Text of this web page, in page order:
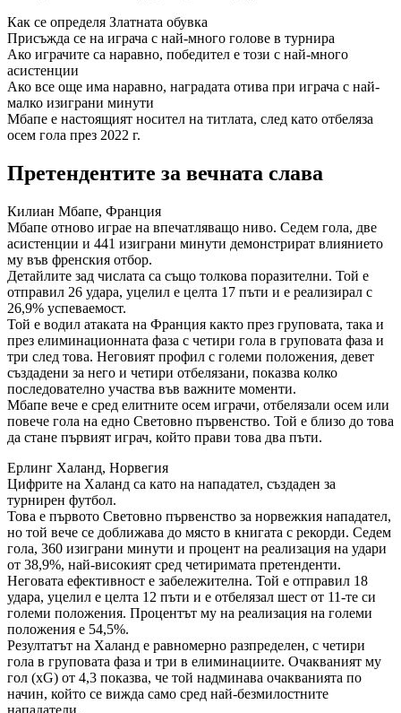
Как се определя Златната обувка
Присъжда се на играча с най-много голове в турнира
Ако играчите са наравно, победител е този с най-много
асистенции
Ако все още има наравно, наградата отива при играча с най-
малко изиграни минути
Мбапе е настоящият носител на титлата, след като отбеляза
осем гола през 2022 г.
Претендентите за вечната слава
Килиан Мбапе, Франция
Мбапе отново играе на впечатляващо ниво. Седем гола, две
асистенции и 441 изиграни минути демонстрират влиянието
му във френския отбор.
Детайлите зад числата са също толкова поразителни. Той е
отправил 26 удара, уцелил е целта 17 пъти и е реализирал с
26,9% успеваемост.
Той е водил атаката на Франция както през груповата, така и
през елиминационната фаза с четири гола в груповата фаза и
три след това. Неговият профил с големи положения, девет
създадени за него и четири отбелязани, показва колко
последователно участва във важните моменти.
Мбапе вече е сред елитните осем играчи, отбелязали осем или
повече гола на едно Световно първенство. Той е близо до това
да стане първият играч, който прави това два пъти.
Ерлинг Халанд, Норвегия
Цифрите на Халанд са като на нападател, създаден за
турнирен футбол.
Това е първото Световно първенство за норвежкия нападател,
но той вече се доближава до място в книгата с рекорди. Седем
гола, 360 изиграни минути и процент на реализация на удари
от 38,9%, най-високият сред четиримата претенденти.
Неговата ефективност е забележителна. Той е отправил 18
удара, уцелил е целта 12 пъти и е отбелязал шест от 11-те си
големи положения. Процентът му на реализация на големи
положения е 54,5%.
Резултатът на Халанд е равномерно разпределен, с четири
гола в груповата фаза и три в елиминациите. Очакваният му
гол (xG) от 4,3 показва, че той надминава очакванията по
начин, който се вижда само сред най-безмилостните
нападатели.